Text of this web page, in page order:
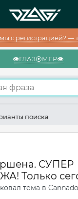
с регистрацией? —
👁️ГЛАЗ⦿МЕР👁️
поиска
СУПЕР
Только
тема в Cannado